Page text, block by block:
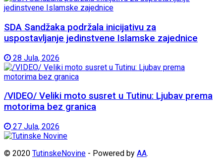
SDA Sandžaka podržala inicijativu za
uspostavljanje jedinstvene Islamske zajednice
28 Jula, 2026
/VIDEO/ Veliki moto susret u Tutinu: Ljubav prema
motorima bez granica
27 Jula, 2026
© 2020 TutinskeNovine - Powered by AA.